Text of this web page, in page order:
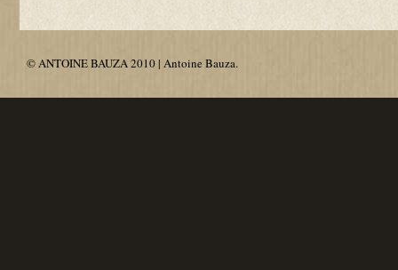
© ANTOINE BAUZA 2010 | Antoine Bauza.